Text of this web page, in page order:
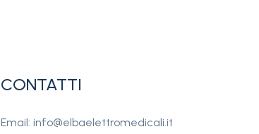
CONTATTI
Email: info@elbaelettromedicali.it